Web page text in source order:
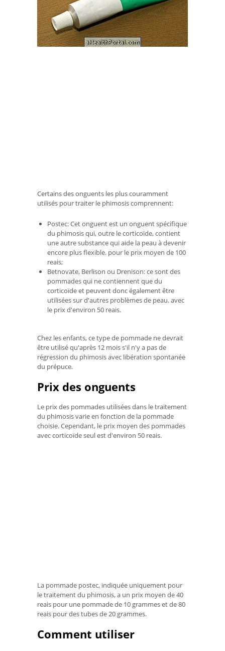
Certains des onguents les plus couramment
utilisés pour traiter le phimosis comprennent:
Postec: Cet onguent est un onguent spécifique
du phimosis qui, outre le corticoïde, contient
une autre substance qui aide la peau à devenir
encore plus flexible. pour le prix moyen de 100
reais;
Betnovate, Berlison ou Drenison: ce sont des
pommades qui ne contiennent que du
corticoïde et peuvent donc également être
utilisées sur d'autres problèmes de peau. avec
le prix d'environ 50 reais.
Chez les enfants, ce type de pommade ne devrait
être utilisé qu'après 12 mois s'il n'y a pas de
régression du phimosis avec libération spontanée
du prépuce.
Prix ​​des onguents
Le prix des pommades utilisées dans le traitement
du phimosis varie en fonction de la pommade
choisie. Cependant, le prix moyen des pommades
avec corticoïde seul est d'environ 50 reais.
La pommade postec, indiquée uniquement pour
le traitement du phimosis, a un prix moyen de 40
reais pour une pommade de 10 grammes et de 80
reais pour des tubes de 20 grammes.
Comment utiliser